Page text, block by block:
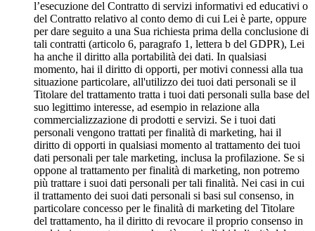
l’esecuzione del Contratto di servizi informativi ed educativi o
del Contratto relativo al conto demo di cui Lei è parte, oppure
per dare seguito a una Sua richiesta prima della conclusione di
tali contratti (articolo 6, paragrafo 1, lettera b del GDPR), Lei
ha anche il diritto alla portabilità dei dati. In qualsiasi
momento, hai il diritto di opporti, per motivi connessi alla tua
situazione particolare, all'utilizzo dei tuoi dati personali se il
Titolare del trattamento tratta i tuoi dati personali sulla base del
suo legittimo interesse, ad esempio in relazione alla
commercializzazione di prodotti e servizi. Se i tuoi dati
personali vengono trattati per finalità di marketing, hai il
diritto di opporti in qualsiasi momento al trattamento dei tuoi
dati personali per tale marketing, inclusa la profilazione. Se si
oppone al trattamento per finalità di marketing, non potremo
più trattare i suoi dati personali per tali finalità. Nei casi in cui
il trattamento dei suoi dati personali si basi sul consenso, in
particolare concesso per le finalità di marketing del Titolare
del trattamento, ha il diritto di revocare il proprio consenso in